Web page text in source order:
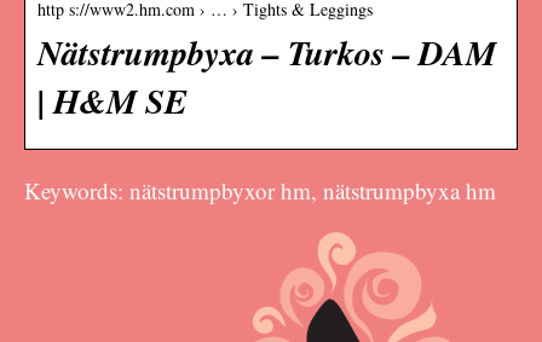
http s://www2.hm.com › … › Tights & Leggings
Nätstrumpbyxa – Turkos – DAM
| H&M SE
Keywords: nätstrumpbyxor hm, nätstrumpbyxa hm